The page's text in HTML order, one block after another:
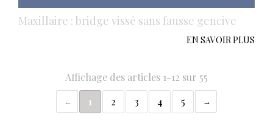
Maxillaire : bridge vissé sans fausse gencive
EN SAVOIR PLUS
Affichage des articles 1-12 sur 55
1
2 3 4 5